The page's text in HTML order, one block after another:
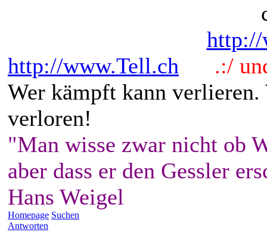
http://
http://www.Tell.ch
.:/
Wer kämpft kann
verloren!
"Man wisse zwar nicht ob
aber dass er den Gessler
Hans Weigel
Homepage Suchen
Antworten